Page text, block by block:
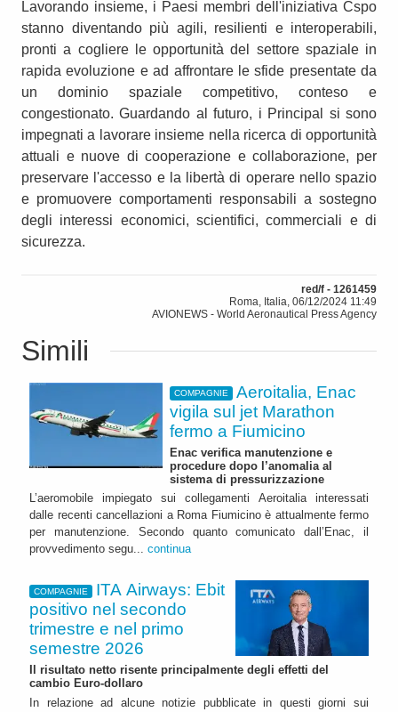
Lavorando insieme, i Paesi membri dell'iniziativa Cspo
stanno diventando più agili, resilienti e interoperabili,
pronti a cogliere le opportunità del settore spaziale in
rapida evoluzione e ad affrontare le sfide presentate da
un dominio spaziale competitivo, conteso e
congestionato. Guardando al futuro, i Principal si sono
impegnati a lavorare insieme nella ricerca di opportunità
attuali e nuove di cooperazione e collaborazione, per
preservare l'accesso e la libertà di operare nello spazio
e promuovere comportamenti responsabili a sostegno
degli interessi economici, scientifici, commerciali e di
sicurezza.
red/f - 1261459
Roma, Italia, 06/12/2024 11:49
AVIONEWS - World Aeronautical Press Agency
Simili
COMPAGNIE
Aeroitalia, Enac
vigila sul jet Marathon
fermo a Fiumicino
Enac verifica manutenzione e
procedure dopo l’anomalia al
sistema di pressurizzazione
L’aeromobile impiegato sui collegamenti Aeroitalia interessati
dalle recenti cancellazioni a Roma Fiumicino è attualmente fermo
per manutenzione. Secondo quanto comunicato dall’Enac, il
provvedimento segu... continua
COMPAGNIE
ITA Airways: Ebit
positivo nel secondo
trimestre e nel primo
semestre 2026
Il risultato netto risente principalmente degli effetti del
cambio Euro-dollaro
In relazione ad alcune notizie pubblicate in questi giorni sui